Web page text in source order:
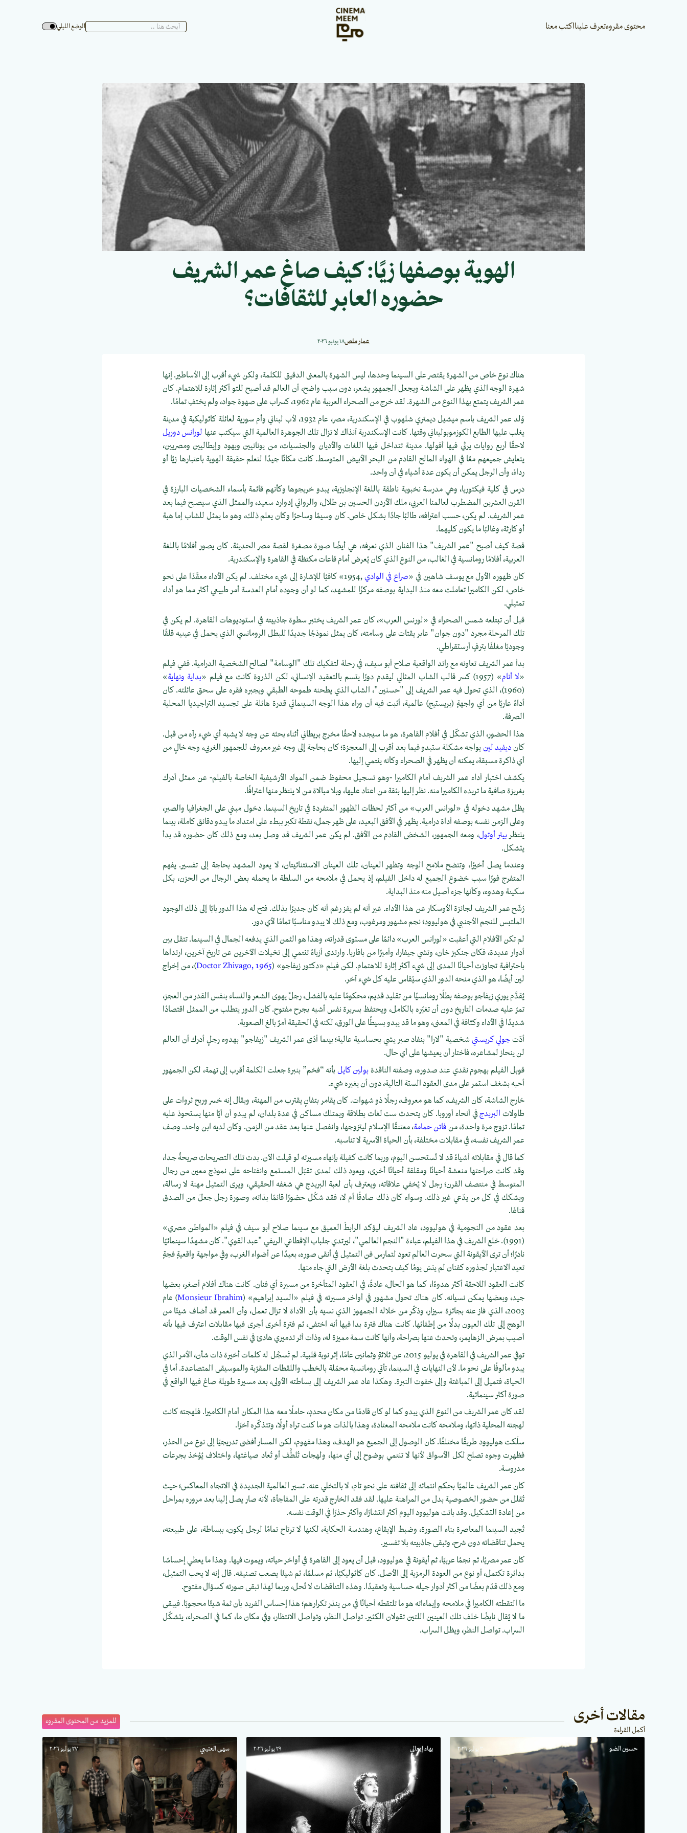
محتوى مقروءتعرف علينااكتب معنا الوضع الليلي
الهوية بوصفها زيًا: كيف صاغ عمر الشريف
حضوره العابر للثقافات؟
عمار ملص١٨ يونيو ٢٠٢٦
هناك نوع خاص من الشهرة يقتصر على السينما وحدها، ليس الشهرة بالمعنى الدقيق للكلمة، ولكن شيء أقرب إلى الأساطير. إنها
شهرة الوجه الذي يظهر على الشاشة ويجعل الجمهور يشعر، دون سبب واضح، أن العالم قد أصبح للتو أكثر إثارة للاهتمام. كان
عمر الشريف يتمتع بهذا النوع من الشهرة. لقد خرج من الصحراء العربية عام 1962، كسراب على صهوة جواد، ولم يختفِ تمامًا.
وُلد عمر الشريف باسم ميشيل ديمتري شلهوب في الإسكندرية، مصر، عام 1932، لأب لبناني وأم سورية لعائلة كاثوليكية في مدينة
يغلب عليها الطابع الكوزموبوليتاني وقتها. كانت الإسكندرية آنذاك لا تزال تلك الجوهرة العالمية التي سيكتب عنها لورانس دوريل
لاحقًا أربع روايات يرثي فيها أفولها. مدينة تتداخل فيها اللغات والأديان والجنسيات، من يونانيين ويهود وإيطاليين ومصريين،
يتعايش جميعهم معًا في الهواء المالح القادم من البحر الأبيض المتوسط. كانت مكانًا جيدًا لتعلم حقيقة الهوية باعتبارها زيًا أو
رداءً، وأن الرجل يمكن أن يكون عدة أشياء في آن واحد.
درس في كلية فيكتوريا، وهي مدرسة نخبوية ناطقة باللغة الإنجليزية، يبدو خريجوها وكأنهم قائمة بأسماء الشخصيات البارزة في
القرن العشرين المضطرب لعالمنا العربي، ملك الأردن الحسين بن طلال، والروائي إدوارد سعيد، والممثل الذي سيصبح فيما بعد
عمر الشريف. لم يكن، حسب اعترافه، طالبًا جادًا بشكل خاص. كان وسيمًا وساحرًا وكان يعلم ذلك، وهو ما يمثل للشاب إما هبة
أو كارثة، وغالبًا ما يكون كليهما.
قصة كيف أصبح "عمر الشريف" هذا الفنان الذي نعرفه، هي أيضًا صورة مصغرة لقصة مصر الحديثة. كان يصور أفلامًا باللغة
العربية، أفلامًا رومانسية في الغالب، من النوع الذي كان يُعرض أمام قاعات مكتظة في القاهرة والإسكندرية.
كان ظهوره الأول مع يوسف شاهين في «صراع في الوادي
,1954» كافيًا للإشارة إلى شيء مختلف. لم يكن الأداء معقّدًا على نحو
خاص، لكن الكاميرا تعاملت معه منذ البداية بوصفه مركزًا للمشهد، كما لو أن وجوده أمام العدسة أمر طبيعي أكثر مما هو أداء
تمثيلي.
قبل أن تبتلعه شمس الصحراء في «لورنس العرب»، كان عمر الشريف يختبر سطوة جاذبيته في استوديوهات القاهرة. لم يكن في
تلك المرحلة مجرد "دون جوان" عابر يقتات على وسامته، كان يمثل نموذجًا جديدًا للبطل الرومانسي الذي يحمل في عينيه قلقًا
وجوديًا مغلفًا بترفٍ أرستقراطي.
بدأ عمر الشريف تعاونه مع رائد الواقعية صلاح أبو سيف، في رحلة لتفكيك تلك "الوسامة" لصالح الشخصية الدرامية. ففي فيلم
«لا أنام» (1957) كسر قالب الشاب المثالي ليقدم دورًا يتسم بالتعقيد الإنساني، لكن الذروة كانت مع فيلم « بداية ونهاية»
(1960)، الذي تحول فيه عمر الشريف إلى "حسنين"، الشاب الذي يطحنه طموحه الطبقي ويجبره فقره على سحق عائلته. كان
أداءً عاريًا من أي واجهةٍ (بريستيج) عالمية، أثبت فيه أن وراء هذا الوجه السينمائي قدرة هائلة على تجسيد التراجيديا المحلية
الصرفة.
هذا الحضور، الذي تشكّل في أفلام القاهرة، هو ما سيجده لاحقًا مخرج بريطاني أثناء بحثه عن وجه لا يشبه أي شيء رآه من قبل.
كان ديفيد لين يواجه مشكلة ستبدو فيما بعد أقرب إلى المعجزة؛ كان بحاجة إلى وجه غير معروف للجمهور الغربي، وجه خالٍ من
أي ذاكرة مسبقة، يمكنه أن يظهر في الصحراء وكأنه ينتمي إليها.
يكشف اختبار أداء عمر الشريف أمام الكاميرا -وهو تسجيل محفوظ ضمن المواد الأرشيفية الخاصة بالفيلم- عن ممثل أدرك
بغريزة صافية ما تريده الكاميرا منه. نظر إليها بثقة من اعتاد عليها، وبلا مبالاة من لا ينتظر منها اعترافًا.
يظل مشهد دخوله في «لورانس العرب» من أكثر لحظات الظهور المتفردة في تاريخ السينما. دخول مبني على الجغرافيا والصبر،
وعلى الزمن نفسه بوصفه أداة درامية. يظهر في اﻷفق البعيد، على ظهر جمل، نقطة تكبر ببطء على امتداد ما يبدو دقائق كاملة، بينما
ينتظربيتر أوتول، ومعه الجمهور، الشخصَ القادم من الأفق. لم يكن عمر الشريف قد وصل بعد، ومع ذلك كان حضوره قد بدأ
يتشكل.
وعندما يصل أخيرًا، وتتضح ملامح الوجه وتظهر العينان، تلك العينان الاستثنائيتان، لا يعود المشهد بحاجة إلى تفسير. يفهم
المتفرج فورًا سبب خضوع الجميع له داخل الفيلم، إذ يحمل في ملامحه من السلطة ما يحمله بعض الرجال من الحزن، بكل
سكينة وهدوء، وكأنها جزء أصيل منه منذ البداية.
رُشّح عمر الشريف لجائزة الأوسكار عن هذا الأداء. غير أنه لم يفز رغم أنه كان جديرًا بذلك. فتح له هذا الدور بابًا إلى ذلك الوجود
الملتبس للنجم الأجنبي في هوليوود؛ نجم مشهور ومرغوب، ومع ذلك لا يبدو مناسبًا تمامًا لأي دور.
لم تكن الأفلام التي أعقبت «لورانس العرب» دائمًا على مستوى قدراته، وهذا هو الثمن الذي يدفعه الجمال في السينما. تتقل بين
أدوار عديدة، فكان جنكيز خان، وتشي جيفارا، وأميرًا من بافاريا. وارتدى أزياءً تنتمي إلى تخيلات الآخرين عن تاريخ آخرين، ارتداها
باحترافية تجاوزت أحيانًا المدى إلى شيء أكثر إثارة للاهتمام. لكن فيلم «دكتور زيفاجو» (Doctor Zhivago, 1965)، من إخراج
لين أيضًا، هو الذي منحه الدور الذي سيُقاس عليه كل شيء آخر.
يُقدَّم يوري زيفاجو بوصفه بطلًا رومانسيًا من تقليد قديم، محكومًا عليه بالفشل، رجلٌ يهوى الشعر والنساء بنفس القدر من العجز،
تمرّ عليه صدمات التاريخ دون أن تغيّره بالكامل، ويحتفظ بسريرة نفس أشبه بجرح مفتوح. كان الدور يتطلب من الممثل اقتصادًا
شديدًا في الأداء وكثافة في المعنى، وهو ما قد يبدو بسيطًا على الورق، لكنه في الحقيقة أمرٌ بالغ الصعوبة.
أدّت جولي كريستي شخصية "لارا" بنفاد صبر يشي بحساسية عالية؛ بينما أدّى عمر الشريف "زيفاجو" بهدوء رجلٍ أدرك أن العالم
لن ينحاز لمشاعره، فاختار أن يعيشها على أي حال.
قوبل الفيلم بهجوم نقدي عند صدوره، وصفته الناقدة بولين كايل بأنه “فخم” بنبرة جعلت الكلمة أقرب إلى تهمة، لكن الجمهور
أحبه بشغف استمر على مدى العقود الستة التالية، دون أن يغيره شيء.
خارج الشاشة، كان الشريف، كما هو معروف، رجلًا ذو شهوات. كان يقامر بتفانٍ يقترب من المهنة، ويقال إنه خسر وربح ثروات على
طاولات البريدجفي أنحاء أوروبا. كان يتحدث ست لغات بطلاقة ويمتلك مساكن في عدة بلدان، لم يبدو أن أيًا منها يستحوذ عليه
تمامًا. تزوج مرة واحدة، من فاتن حمامة، معتنقًا الإسلام ليتزوجها، وانفصل عنها بعد عقد من الزمن. وكان لديه ابن واحد. وصف
عمر الشريف نفسه، في مقابلات مختلفة، بأن الحياة اﻷسرية لا تناسبه.
كما قال في مقابلاته أشياءً قد لا تُستحسن اليوم، وربما كانت كفيلة بإنهاء مسيرته لو قيلت الآن. بدت تلك التصريحات صريحةً جدا،
وقد كانت صراحتها منعشة أحيانًا ومقلقة أحيانًا أخرى، ويعود ذلك لمدى تقبّل المستمع وانفتاحه على نموذج معين من رجال
المتوسط في منتصف القرن؛ رجل لا يُخفي علاقاته، ويعترف بأن لعبة البريدج هي شغفه الحقيقي، ويرى التمثيل مهنة لا رسالة،
ويشكك في كل من يدّعي غير ذلك. وسواء كان ذلك صادقًا أم لا، فقد شكّل حضورًا قائمًا بذاته، وصورة رجل جعلَ من الصدق
قناعًا.
بعد عقود من النجومية في هوليوود، عاد الشريف ليؤكد الرابطَ العميق مع سينما صلاح أبو سيف في فيلم «المواطن مصري»
(1991). خلع الشريف في هذا الفيلم، عباءة "النجم العالمي"، ليرتدي جلباب الإقطاعي الريفي "عبد القوي". كان مشهدًا سينمائيًا
نادرًا؛ أن ترى الأيقونة التي سحرت العالم تعود لتمارس فن التمثيل في أنقى صوره، بعيدًا عن أضواء الغرب، وفي مواجهة واقعيةٍ فجةٍ
تعيد الاعتبار لجذوره كفنان لم ينسَ يومًا كيف يتحدث بلغة الأرض التي جاء منها.
كانت العقود اللاحقة أكثر هدوءًا، كما هو الحال، عادةً، في العقود المتأخرة من مسيرة أي فنان. كانت هناك أفلام أصغر، بعضها
جيد، وبعضها يمكن نسيانه. كان هناك تحول مشهور في أواخر مسيرته في فيلم «السيد إبراهيم» (Monsieur Ibrahim) عام
2003، الذي فاز عنه بجائزة سيزار، وذكّر من خلاله الجمهورَ الذي نسيه بأن الأداة لا تزال تعمل، وأن العمر قد أضاف شيئًا من
الوهج إلى تلك العيون بدلًا من إطفائها. كانت هناك فترة بدا فيها أنه اختفى، ثم فترة أخرى أجرى فيها مقابلات اعترف فيها بأنه
أصيب بمرض الزهايمر، وتحدث عنها بصراحة، وأنها كانت سمة مميزة له، وذات أثر تدميري هادئ في نفس الوقت.
توفي عمر الشريف في القاهرة في يوليو 2015، عن ثلاثةٍ وثمانين عامًا، إثر نوبة قلبية. لم تُسجَّل له كلمات أخيرة ذات شأن، اﻷمر الذي
يبدو مألوفًا على نحو ما. لأن النهايات في السينما، تأتي رومانسية محمّلة بالخطب واللقطات المقرّبة والموسيقى المتصاعدة. أما في
الحياة، فتميل إلى المباغتة وإلى خفوت النبرة. وهكذا عاد عمر الشريف إلى بساطته الأولى، بعد مسيرة طويلة صاغ فيها الواقع في
صورة أكثر سينمائية.
لقد كان عمر الشريف من النوع الذي يبدو كما لو كان قادمًا من مكان محددٍ، حاملًا معه هذا المكان أمام الكاميرا. فلهجته كانت
لهجته المحلية ذاتها، وملامحه كانت ملامحه المعتادة، وهذا بالذات هو ما كنت تراه أولًا، وتتذكّره آخرًا.
سلَكت هوليوود طريقًا مختلفًا. كان الوصول إلى الجميع هو الهدف، وهذا مفهوم، لكن المسار أفضى تدريجيًا إلى نوع من الحذر،
فظهرت وجوه تصلح لكل الأسواق لأنها لا تنتمي بوضوح إلى أي منها، ولهجات تُلطَّف أو تُعاد صياغتها، واختلاف يُؤخذ بجرعات
مدروسة.
كان عمر الشريف عالميًا بحكم انتمائه إلى ثقافته على نحو تام، لا بالتخلي عنه. تسير العالمية الجديدة في الاتجاه المعاكس؛ حيث
تُقلل من حضور الخصوصية بدل من المراهنة عليها. لقد فقد الخارج قدرته على المفاجأة، لأنه صار يصل إلينا بعد مروره بمراحل
من إعادة التشكيل. وقد باتت هوليوود اليوم أكثر انتشارًا، وأكثر حذرًا في الوقت نفسه.
تُجيد السينما المعاصرة بناء الصورة، وضبط الإيقاع، وهندسة الحكاية، لكنها لا ترتاح تمامًا لرجل يكون، ببساطة، على طبيعته،
يحمل تناقضاته دون شرح، وتبقى جاذبيته بلا تفسير.
كان عمر مصريًا، ثم نجمًا عربيًا، ثم أيقونة في هوليوود، قبل أن يعود إلى القاهرة في أواخر حياته، ويموت فيها. وهذا ما يعطي إحساسًا
بـدائرة تكتمل، أو نوع من العودة الرمزية إلى الأصل. كان كاثوليكيًا، ثم مسلمًا، ثم شيئًا يصعب تصنيفه. قال إنه لا يحب التمثيل،
ومع ذلك قدّم بعضًا من أكثر أدوار جيله حساسية وتعقيدًا. وهذه التناقضات لا تُحل، وربما لهذا تبقى صورته كسؤال مفتوح.
ما التقطته الكاميرا في ملامحه وإيماءاته هو ما تلتقطه أحيانًا في من ينذر تكرارهم؛ هذا إحساس الفريد بأن ثمة شيئًا محجوبًا. فيبقى
ما لا يُقال نابضًا خلف تلك العينين اللتين تقولان الكثير. تواصل النظر، وتواصل الانتظار، وفي مكان ما، كما في الصحراء، يتشكّل
السراب. تواصل النظر، ويظل السراب.
مقالات أخرى
أكمل القراءة
للمزيد من المحتوى المقروء
حسين الضو ٣٠ يوليو ٢٠٢٦ بهاء إيعالي ٢٩ يوليو ٢٠٢٦ سهى العتيبي ٢٧ يوليو ٢٠٢٦